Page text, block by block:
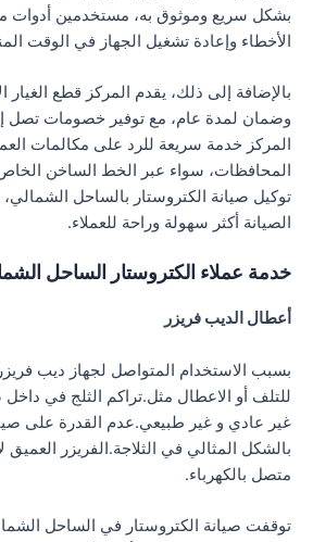
بشكل سريع وموثوق به، مستخدمين
الأخطاء وإعادة تشغيل الجهاز في الوقت
بالإضافة إلى ذلك، يقدم المركز قطع الغيار
المركز خدمة سريعة للرد على مكالمات
المحافظات، سواء عبر الخط الساخن
توكيل صيانة الكتروستار بالساحل
الصيانة أكثر سهولة وراحة للعملاء.
خدمة عملاء الكتروستار الساحل
أعطال الديب فريزر
بسبب الاستخدام المتواصل لجهاز ديب
للتلف أو الاعطال مثل.تراكم الثلج في
غير عادي و غير طبيعي.عدم القدرة على
بالشكل المثالي في الثلاجة.الفريزر العميق
متصل بالكهرباء.
توقفت صيانة الكتروستار في الساحل